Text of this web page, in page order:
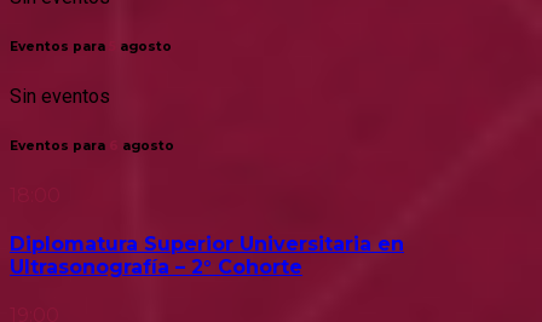
Eventos para agosto
Sin eventos
Eventos para agosto
Diplomatura Superior Universitaria en
Ultrasonografía – 2° Cohorte